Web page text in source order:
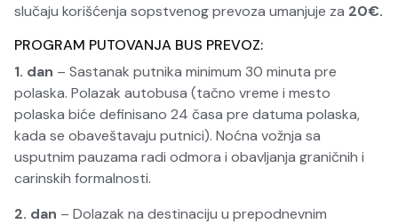
slučaju korišćenja sopstvenog prevoza umanjuje za 20€.
PROGRAM PUTOVANJA BUS PREVOZ:
1. dan – Sastanak putnika minimum 30 minuta pre
polaska. Polazak autobusa (tačno vreme i mesto
polaska biće definisano 24 časa pre datuma polaska,
kada se obaveštavaju putnici). Noćna vožnja sa
usputnim pauzama radi odmora i obavljanja graničnih i
carinskih formalnosti.
2. dan – Dolazak na destinaciju u prepodnevnim